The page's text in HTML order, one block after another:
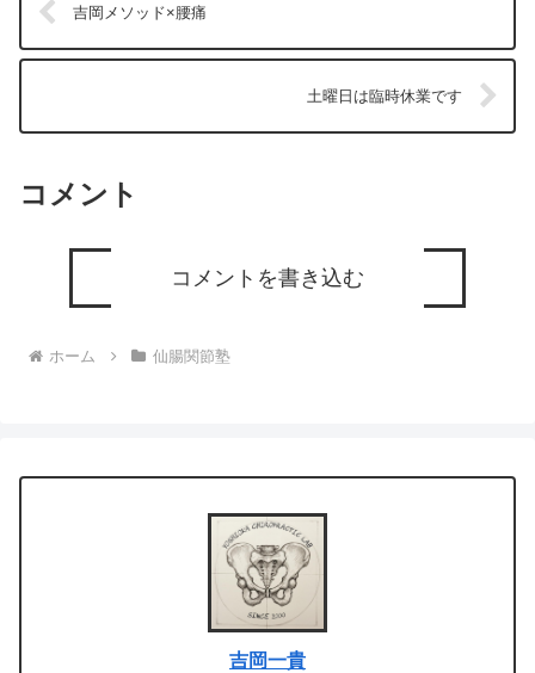
吉岡メソッド×腰痛
土曜日は臨時休業です
コメント
コメントを書き込む
ホーム 仙腸関節塾
吉岡一貴